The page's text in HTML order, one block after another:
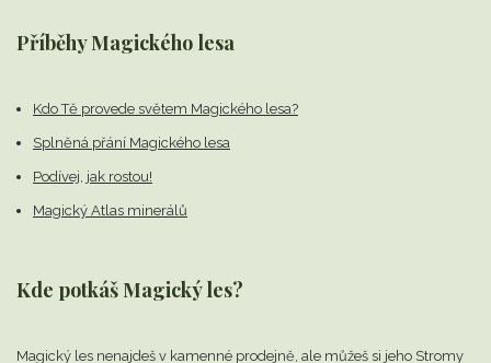
Příběhy Magického lesa
Kdo Tě provede světem Magického lesa?
Splněná přání Magického lesa
Podívej, jak rostou!
Magický Atlas minerálů
Kde potkáš Magický les?
Magický les nenajdeš v kamenné prodejně, ale můžeš si jeho Stromy